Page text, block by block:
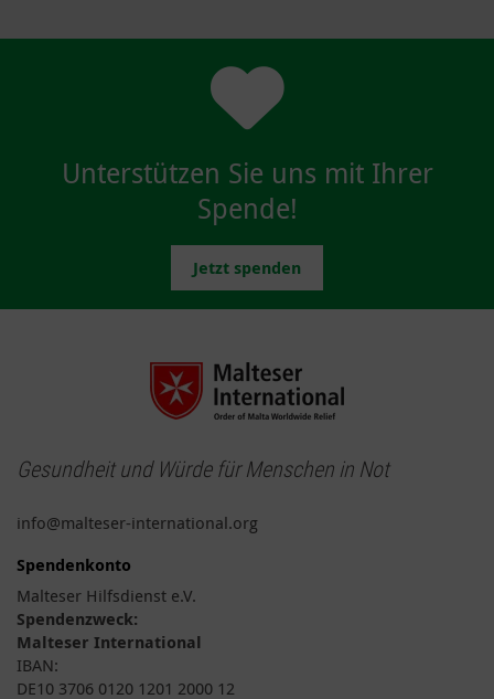
Unterstützen Sie uns mit Ihrer
Spende!
Jetzt spenden
Gesundheit und Würde für Menschen in Not
info@malteser-international.org
Spendenkonto
Malteser Hilfsdienst e.V.
Spendenzweck:
Malteser International
IBAN:
DE10 3706 0120 1201 2000 12